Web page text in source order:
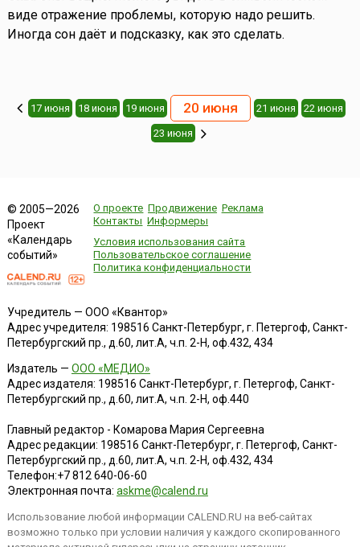
виде отражение проблемы, которую надо решить.
Иногда сон даёт и подсказку, как это сделать.
17 июня 18 июня 19 июня 20 июня 21 июня 22 июня
23 июня
© 2005—2026
Проект
«Календарь
событий»
О проекте Продвижение Реклама
Контакты Информеры
Условия использования сайта
Пользовательское соглашение
Политика конфиденциальности
Учредитель — ООО «Квантор»
Адрес учредителя: 198516 Санкт-Петербург, г. Петергоф, Санкт-
Петербургский пр., д.60, лит.А, ч.п. 2-Н, оф.432, 434
Издатель — ООО «МЕДИО»
Адрес издателя: 198516 Санкт-Петербург, г. Петергоф, Санкт-
Петербургский пр., д.60, лит.А, ч.п. 2-Н, оф.440
Главный редактор - Комарова Мария Сергеевна
Адрес редакции: 198516 Санкт-Петербург, г. Петергоф, Санкт-
Петербургский пр., д.60, лит.А, ч.п. 2-Н, оф.432, 434
Телефон:+7 812 640-06-60
Электронная почта: askme@calend.ru
Использование любой информации CALEND.RU на веб-сайтах
возможно только при условии наличия у каждого скопированного